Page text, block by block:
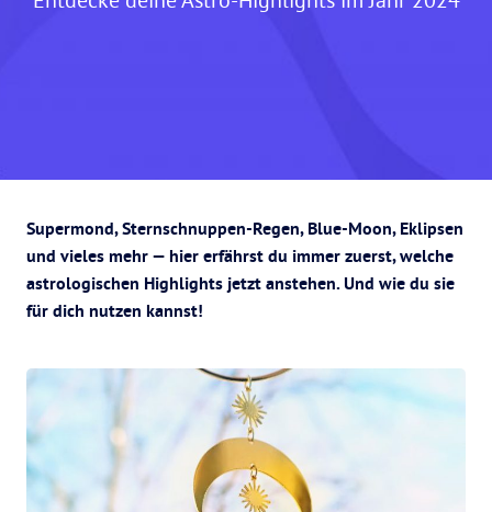
Supermond, Sternschnuppen-Regen, Blue-Moon, Eklipsen
und vieles mehr — hier erfährst du immer zuerst, welche
astrologischen Highlights jetzt anstehen. Und wie du sie
für dich nutzen kannst!